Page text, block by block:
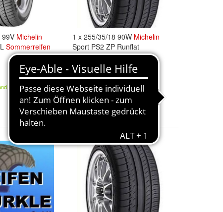
Michelin
Sommerreifen
1 x 255/35/18 90W Michelin
Sport PS2 ZP Runflat
Sommerreifen(IS)
248,00 €
Kostenloser Versand